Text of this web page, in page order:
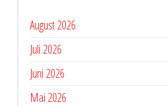
August 2026
Juli 2026
Juni 2026
Mai 2026